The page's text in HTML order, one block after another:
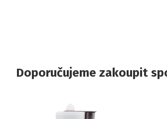
Doporučujeme zakoupit